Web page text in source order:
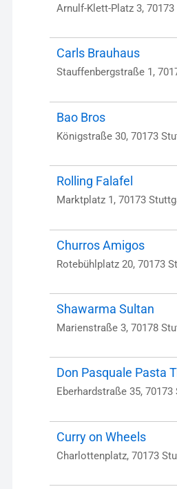
Arnulf-Klett-Platz 3,
Carls Brauhaus
Stauffenbergstraße 1,
Bao Bros
Königstraße 30, 70173
Rolling Falafel
Marktplatz 1, 70173
Churros Amigos
Rotebühlplatz 20, 70173
Shawarma Sultan
Marienstraße 3, 70178
Don Pasquale Pasta
Eberhardstraße 35,
Curry on Wheels
Charlottenplatz, 70173